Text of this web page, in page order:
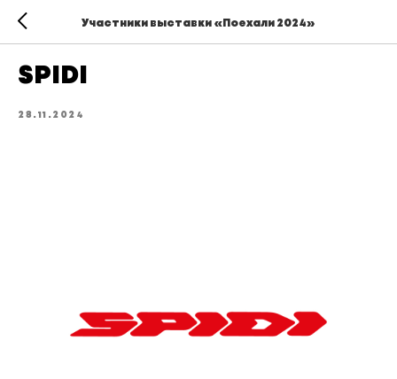
Участники выставки «Поехали 2024»
SPIDI
28.11.2024